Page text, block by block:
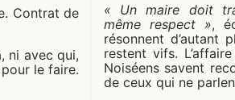
Contrat de
ni avec qui,
le faire.
« Un maire doit
même respect »,
résonnent d’autant
restent vifs.
Noiséens savent
de ceux qui ne